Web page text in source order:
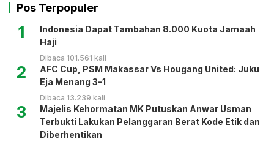
Pos Terpopuler
1
Indonesia Dapat Tambahan 8.000 Kuota Jamaah
Haji
Dibaca 101.561 kali
2
AFC Cup, PSM Makassar Vs Hougang United: Juku
Eja Menang 3-1
Dibaca 13.239 kali
3
Majelis Kehormatan MK Putuskan Anwar Usman
Terbukti Lakukan Pelanggaran Berat Kode Etik dan
Diberhentikan